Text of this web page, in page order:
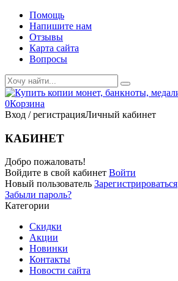
Помощь
Напишите нам
Отзывы
Карта сайта
Вопросы
0Корзина
Вход / регистрацияЛичный кабинет
КАБИНЕТ
Добро пожаловать!
Войдите в свой кабинет Войти
Новый пользователь Зарегистрироваться
Забыли пароль?
Категории
Скидки
Акции
Новинки
Контакты
Новости сайта